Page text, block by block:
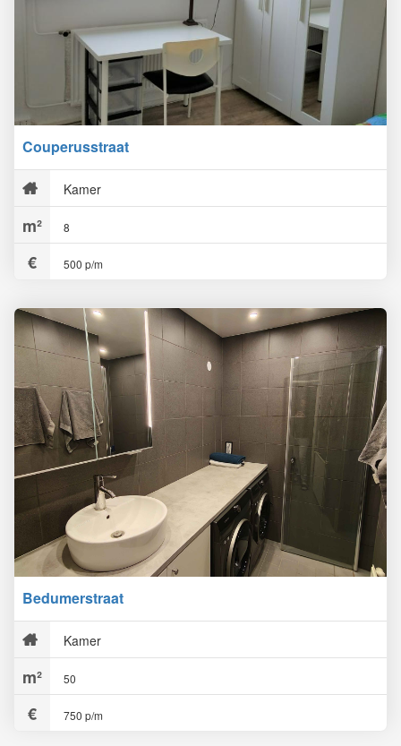
Couperusstraat
Kamer
8
500 p/m
Bedumerstraat
Kamer
50
750 p/m